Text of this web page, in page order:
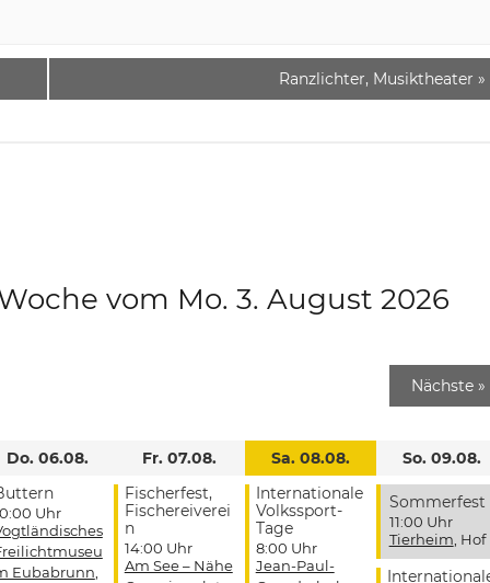
Ranzlichter, Musiktheater »
vom Mo. 3. August 2026
Nächste »
Do. 06.08.
Uhr
Eubabrunn
Fr. 07.08.
Fischerfest,
Fischereiverei
n
14:00 Uhr
Am See – Nähe
Sa. 08.08.
Internationale
Volkssport-
Tage
8:00 Uhr
Jean-Paul-
So. 09.08.
Sommerfest
11:00 Uhr
Tierheim , Hof